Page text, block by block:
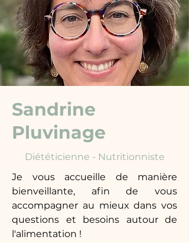
Sandrine
Pluvinage
Diététicienne - Nutritionniste
Je vous accueille de manière
bienveillante, afin de vous
accompagner au mieux dans vos
questions et besoins autour de
l'alimentation !